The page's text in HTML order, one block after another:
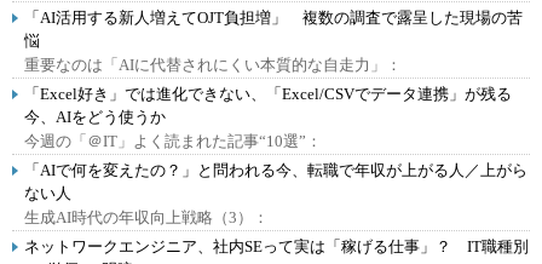
「AI活用する新人増えてOJT負担増」 複数の調査で露呈した現場の苦
悩
重要なのは「AIに代替されにくい本質的な自走力」：
「Excel好き」では進化できない、「Excel/CSVでデータ連携」が残る
今、AIをどう使うか
今週の「＠IT」よく読まれた記事“10選”：
「AIで何を変えたの？」と問われる今、転職で年収が上がる人／上がら
ない人
生成AI時代の年収向上戦略（3）：
ネットワークエンジニア、社内SEって実は「稼げる仕事」？ IT職種別